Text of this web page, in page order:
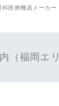
医療機器メーカー
（福岡エリ